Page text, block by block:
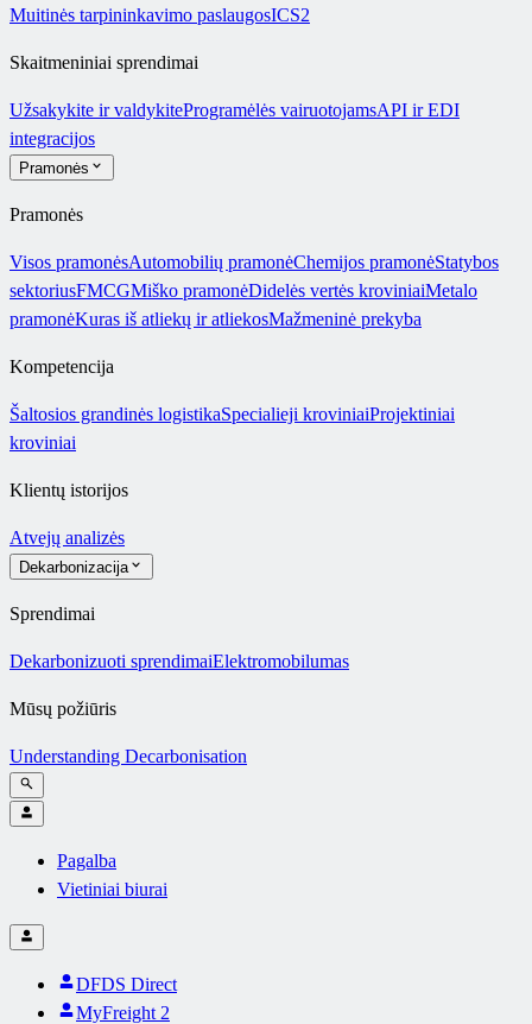
Muitinės tarpininkavimo paslaugosICS2
Skaitmeniniai sprendimai
Užsakykite ir valdykiteProgramėlės vairuotojamsAPI ir EDI
integracijos
Pramonės
Pramonės
Visos pramonėsAutomobilių pramonėChemijos pramonėStatybos
sektoriusFMCGMiško pramonėDidelės vertės kroviniaiMetalo
pramonėKuras iš atliekų ir atliekosMažmeninė prekyba
Kompetencija
Šaltosios grandinės logistikaSpecialieji kroviniaiProjektiniai
kroviniai
Klientų istorijos
Atvejų analizės
Dekarbonizacija
Sprendimai
Dekarbonizuoti sprendimaiElektromobilumas
Mūsų požiūris
Understanding Decarbonisation
Pagalba
Vietiniai biurai
DFDS Direct
MyFreight 2